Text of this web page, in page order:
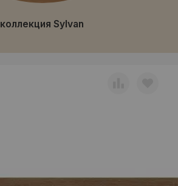
коллекция Sylvan